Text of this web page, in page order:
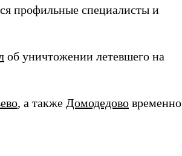
профильные специалисты и
об уничтожении летевшего на
, а также Домодедово временно